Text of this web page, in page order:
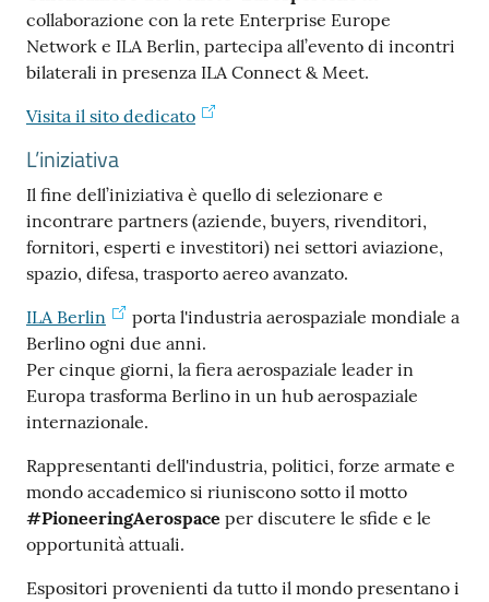
Impresa
Digitale
La
Camera
Prenota
on line
collaborazione con la rete Enterprise Europe
Network e ILA Berlin, partecipa all’evento di incontri
bilaterali in presenza ILA Connect & Meet.
Visita il sito dedicato
L’iniziativa
Il fine dell’iniziativa è quello di selezionare e
incontrare partners (aziende, buyers, rivenditori,
fornitori, esperti e investitori) nei settori aviazione,
spazio, difesa, trasporto aereo avanzato.
ILA Berlin
porta l'industria aerospaziale mondiale a
Berlino ogni due anni.
Per cinque giorni, la fiera aerospaziale leader in
Europa trasforma Berlino in un hub aerospaziale
internazionale.
Rappresentanti dell'industria, politici, forze armate e
mondo accademico si riuniscono sotto il motto
#PioneeringAerospace per discutere le sfide e le
opportunità attuali.
Espositori provenienti da tutto il mondo presentano i